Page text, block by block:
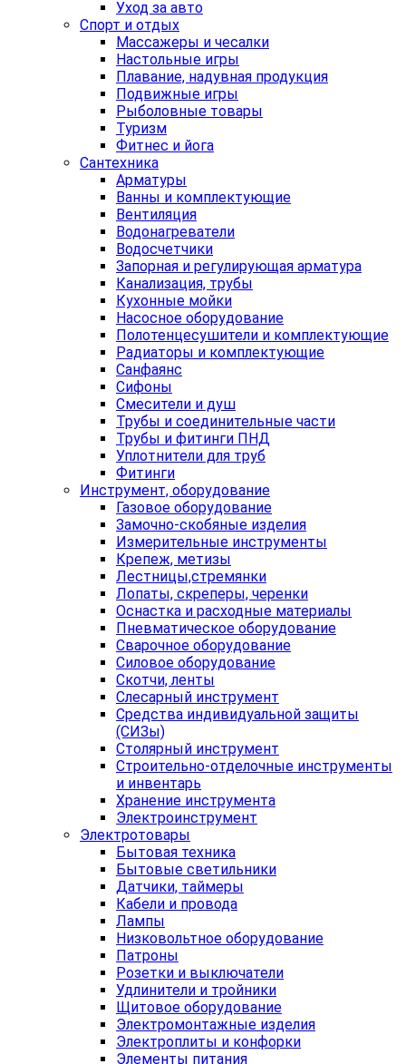
Уход за авто
Спорт и отдых
Массажеры и чесалки
Настольные игры
Плавание, надувная продукция
Подвижные игры
Рыболовные товары
Туризм
Фитнес и йога
Сантехника
Арматуры
Ванны и комплектующие
Вентиляция
Водонагреватели
Водосчетчики
Запорная и регулирующая арматура
Канализация, трубы
Кухонные мойки
Насосное оборудование
Полотенцесушители и комплектующие
Радиаторы и комплектующие
Санфаянс
Сифоны
Смесители и душ
Трубы и соединительные части
Трубы и фитинги ПНД
Уплотнители для труб
Фитинги
Инструмент, оборудование
Газовое оборудование
Замочно-скобяные изделия
Измерительные инструменты
Крепеж, метизы
Лестницы,стремянки
Лопаты, скреперы, черенки
Оснастка и расходные материалы
Пневматическое оборудование
Сварочное оборудование
Силовое оборудование
Скотчи, ленты
Слесарный инструмент
Средства индивидуальной защиты
(СИЗы)
Столярный инструмент
Строительно-отделочные инструменты
и инвентарь
Хранение инструмента
Электроинструмент
Электротовары
Бытовая техника
Бытовые светильники
Датчики, таймеры
Кабели и провода
Лампы
Низковольтное оборудование
Патроны
Розетки и выключатели
Удлинители и тройники
Щитовое оборудование
Электромонтажные изделия
Электроплиты и конфорки
Элементы питания